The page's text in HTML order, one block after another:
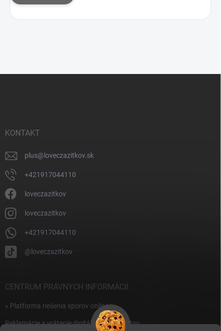
KONTAKT
plus@ loveczazitkov.sk
+421917044110
loveczazitkov
loveczazitkov
+421917044110
@loveczazitkov
CENTRUM PRÁVNYCH INFORMÁCIÍ
» Platforma riešenia sporov online
Reklamácie a vrátenie digitálnych produktov